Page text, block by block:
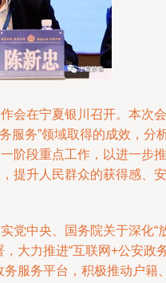
会在宁夏银川召开。本次会
服务”领域取得的成效，分
阶段重点工作，以进一步推
提升人民群众的获得感、安
党中央、国务院关于深化“
大力推进“互联网+公安政
务服务平台，积极推动户籍